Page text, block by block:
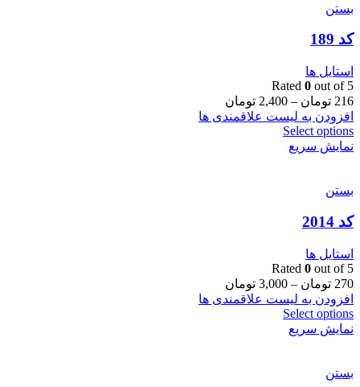
بستن
کد 189
استایل ها
Rated 0 out of 5
216 تومان –
2,400 تومان
افزودن به لیست علاقمندی ها
Select options
نمایش سریع
بستن
کد 2014
استایل ها
Rated 0 out of 5
270 تومان –
3,000 تومان
افزودن به لیست علاقمندی ها
Select options
نمایش سریع
بستن